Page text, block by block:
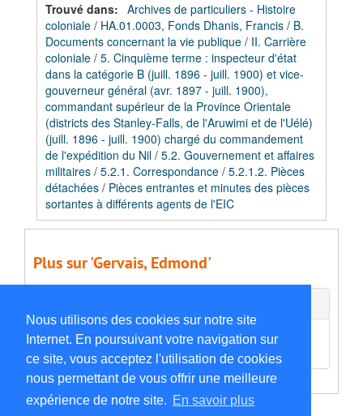
Nous utilisons des cookies sur notre site
Internet. En poursuivant votre navigation sur
ce site, vous acceptez l'utilisation de cookies
nous permettant de vous offrir une meilleure
expérience de notre site. En savoir plus
Trouvé dans: Archives de particuliers - Histoire
coloniale / HA.01.0003, Fonds Dhanis, Francis / B.
Documents concernant la vie publique / II. Carrière
coloniale / 5. Cinquième terme : inspecteur d'état
dans la catégorie B (juill. 1896 - juill. 1900) et vice-
gouverneur général (avr. 1897 - juill. 1900),
commandant supérieur de la Province Orientale
(districts des Stanley-Falls, de l'Aruwimi et de l'Uélé)
(juill. 1896 - juill. 1900) chargé du commandement
de l'expédition du Nil / 5.2. Gouvernement et affaires
militaires / 5.2.1. Correspondance / 5.2.1.2. Pièces
détachées / Pièces entrantes et minutes des pièces
sortantes à différents agents de l'EIC
Plus sur 'Gervais, Edmond'
Q94096557